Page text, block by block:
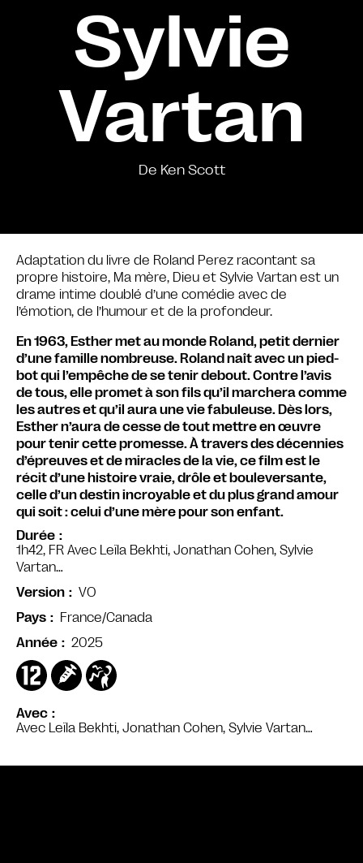
Sylvie
Vartan
De Ken Scott
Avec
Avec Leïla Bekhti, Jonathan Cohen, Sylvie Vartan…
Adaptation du livre de Roland Perez racontant sa
propre histoire, Ma mère, Dieu et Sylvie Vartan est un
drame intime doublé d’une comédie avec de
l’émotion, de l’humour et de la profondeur.
En 1963, Esther met au monde Roland, petit dernier
d’une famille nombreuse. Roland naît avec un pied-
bot qui l’empêche de se tenir debout. Contre l’avis
de tous, elle promet à son fils qu’il marchera comme
les autres et qu’il aura une vie fabuleuse. Dès lors,
Esther n’aura de cesse de tout mettre en œuvre
pour tenir cette promesse. À travers des décennies
d’épreuves et de miracles de la vie, ce film est le
récit d’une histoire vraie, drôle et bouleversante,
celle d’un destin incroyable et du plus grand amour
qui soit : celui d’une mère pour son enfant.
Durée
1h42, FR Avec Leïla Bekhti, Jonathan Cohen, Sylvie
Vartan…
Version
VO
Pays
France/Canada
Année
2025